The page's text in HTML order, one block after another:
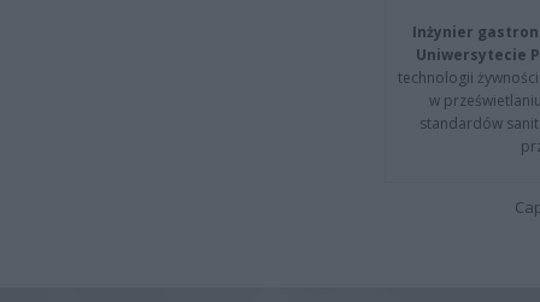
Inżynier
Uniwersytecie
technologii
w
standardów